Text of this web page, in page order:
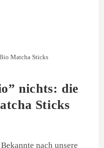
Matcha Sticks
nichts: die
Sticks
nach unsere